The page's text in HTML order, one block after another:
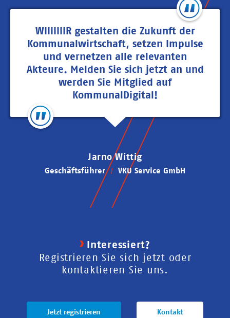
WIIIIIIIR gestalten die Zukunft der
Kommunalwirtschaft, setzen Impulse
und vernetzen alle relevanten
Akteure. Melden Sie sich jetzt an und
werden Sie Mitglied auf
KommunalDigital!
Jarno Wittig
Geschäftsführer VKU Service GmbH
Interessiert?
Registrieren Sie sich jetzt oder
kontaktieren Sie uns.
Jetzt registrieren Kontakt